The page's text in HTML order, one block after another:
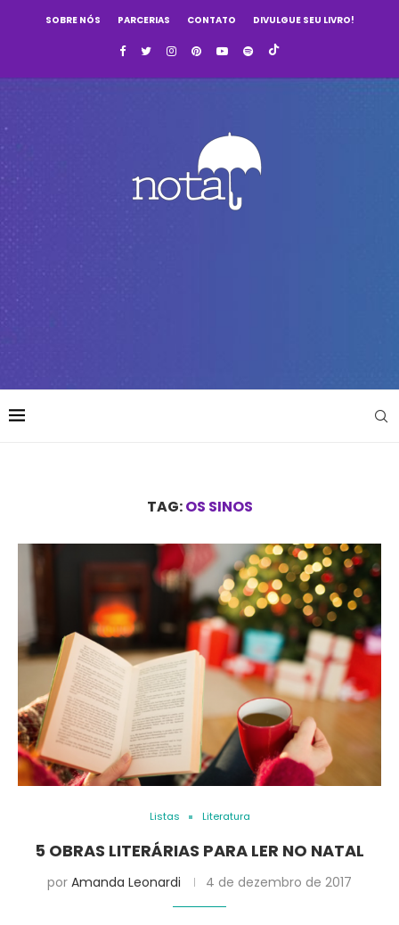
SOBRE NÓS PARCERIAS CONTATO DIVULGUE SEU LIVRO!
TAG:OS SINOS
Listas Literatura
5 OBRAS LITERÁRIAS PARA LER NO NATAL
por Amanda Leonardi 4 de dezembro de 2017